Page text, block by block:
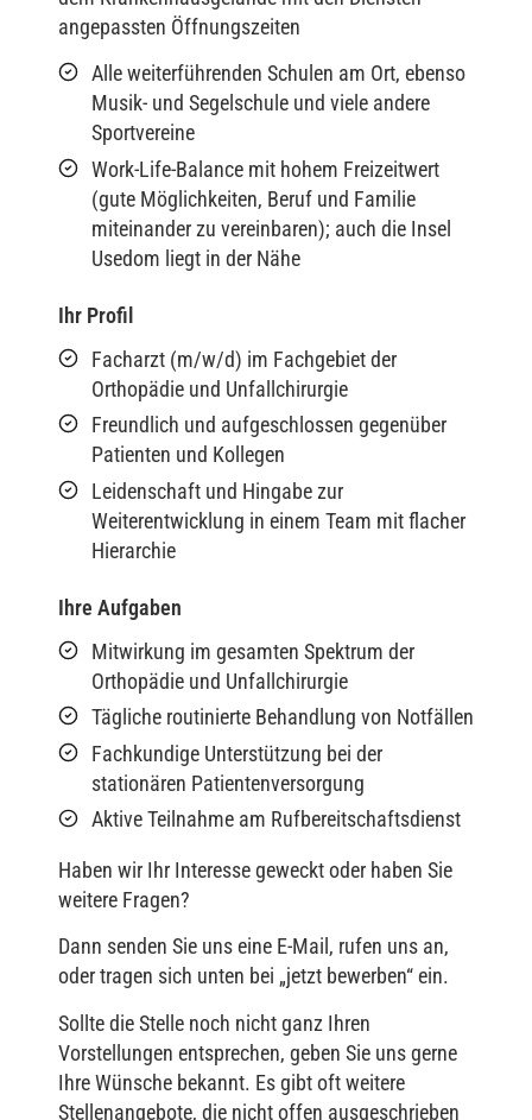
angepassten Öffnungszeiten
Alle weiterführenden Schulen am Ort, ebenso
Musik- und Segelschule und viele andere
Sportvereine
Work-Life-Balance mit hohem Freizeitwert
(gute Möglichkeiten, Beruf und Familie
miteinander zu vereinbaren); auch die Insel
Usedom liegt in der Nähe
Ihr Profil
Facharzt (m/w/d) im Fachgebiet der
Orthopädie und Unfallchirurgie
Freundlich und aufgeschlossen gegenüber
Patienten und Kollegen
Leidenschaft und Hingabe zur
Weiterentwicklung in einem Team mit flacher
Hierarchie
Ihre Aufgaben
Mitwirkung im gesamten Spektrum der
Orthopädie und Unfallchirurgie
Tägliche routinierte Behandlung von Notfällen
Fachkundige Unterstützung bei der
stationären Patientenversorgung
Aktive Teilnahme am Rufbereitschaftsdienst
Haben wir Ihr Interesse geweckt oder haben Sie
weitere Fragen?
Dann senden Sie uns eine E-Mail, rufen uns an,
oder tragen sich unten bei „jetzt bewerben“ ein.
Sollte die Stelle noch nicht ganz Ihren
Vorstellungen entsprechen, geben Sie uns gerne
Ihre Wünsche bekannt. Es gibt oft weitere
Stellenangebote, die nicht offen ausgeschrieben